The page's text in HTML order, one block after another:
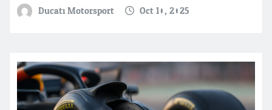
Ducati Motorsport Oct 10, 2025